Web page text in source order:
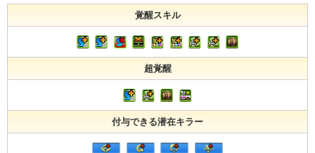
覚醒スキル
超覚醒
付与できる潜在キラー